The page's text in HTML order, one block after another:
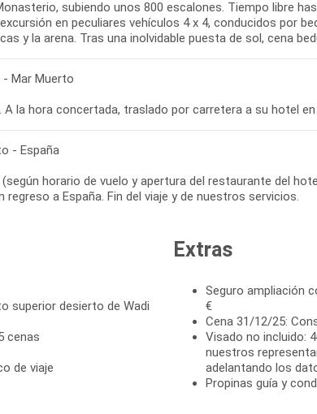
subiendo unos 800 escalones. Tiempo libre
en peculiares vehículos 4 x 4, conducidos por
y la arena. Tras una inolvidable puesta de sol, cena
- Mar Muerto
A la hora concertada, traslado por carretera a su hotel
- España
(según horario de vuelo y apertura del restaurante del
regreso a España. Fin del viaje y de nuestros servicios.
superior desierto de Wadi
cenas
de viaje
Extras
Seguro ampliación
€
Cena 31/12/25:
Visado no incluido:
nuestros
adelantando los
Propinas guía y